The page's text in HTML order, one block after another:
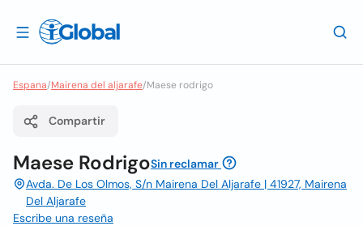
Espana/Mairena del aljarafe/Maese rodrigo
Compartir
Maese RodrigoSin reclamar
Avda. De Los Olmos, S/n Mairena Del Aljarafe | 41927, Mairena
Del Aljarafe
Escribe una reseña